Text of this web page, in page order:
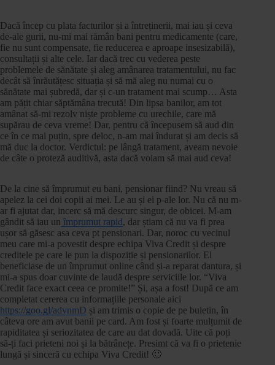
Dacă încep cu plata facturilor și a întreținerii, mai iau și ceva
de-ale gurii, nu-mi mai rămân bani pentru medicamente (care,
fie nu sunt compensate, fie reducerea e aproape insesizabilă),
consultații și alte cele. Iar dacă trec cu vederea peste
problemele de sănătate și aleg amânarea tratamentului, nu fac
decât să înrăutățesc situația și să mă aleg nu numai cu o
sănătate mai șubredă, dar și c-un tratament mai scump… Asta
am pățit chiar săptămâna trecută! Din lipsa banilor, am tot
amânat să-mi rezolv niște probleme cu urechile, care mă
supărau de ceva vreme! Dar, pentru că începusem să aud din
ce în ce mai puțin, spre deloc, n-am mai îndurat și am decis să
mă duc la doctor. Verdictul: pe lângă tratament, aveam nevoie
de câte o proteză auditivă, asta dacă voiam să mai aud ceva!
De la cine să împrumut eu bani, pensionar fiind? Nu vreau să
apelez la cei doi copii ai mei. Le au și ei p-ale lor. Nu că nu m-
ar fi ajutat dar, incerc să mă descurc singur, de obicei. M-am
gândit să iau un împrumut rapid, dar știam că nu va fi prea
ușor să găsesc asa ceva pt pensionari. Dar, noroc cu vecinul
meu care mi-a povestit despre echipa Viva Credit și despre
creditele pe care le pun la dispoziție și pensionarilor. El
beneficiase de un împrumut online când și-a reparat dantura, și
mi-a spus doar cuvinte de laudă despre serviciile lor. “Viva
Credit face exact ceea ce promite!” Și, așa a fost! După ce am
completat cererea cu informațiile personale aici
https://goo.gl/advnmD și am trimis o copie de pe buletin, în
câteva ore am avut banii pe card. Am fost și foarte mulțumit de
rapiditatea și seriozitatea de care au dat dovadă. Uite că poți
să-ți faci prieteni noi și la bătrânețe. Presimt că va fi o prietenie
lungă și sinceră cu echipa Viva Credit! 🙂